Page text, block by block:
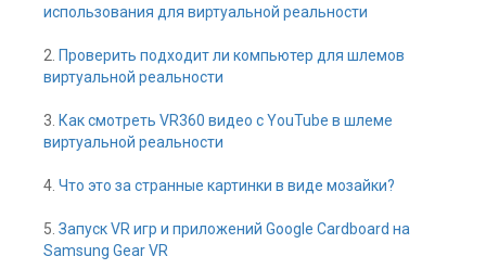
использования для виртуальной реальности
2. Проверить подходит ли компьютер для шлемов
виртуальной реальности
3. Как смотреть VR360 видео с YouTube в шлеме
виртуальной реальности
4. Что это за странные картинки в виде мозайки?
5. Запуск VR игр и приложений Google Cardboard на
Samsung Gear VR